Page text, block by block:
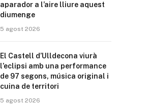
aparador a l’aire lliure aquest
diumenge
5 agost 2026
El Castell d’Ulldecona viurà
l’eclipsi amb una performance
de 97 segons, música original i
cuina de territori
5 agost 2026